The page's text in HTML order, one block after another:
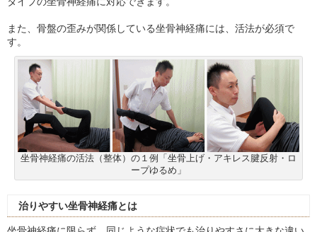
また、骨盤の歪みが関係している坐骨神経痛には、活法が必須で
す。
坐骨神経痛の活法（整体）の１例「坐骨上げ・アキレス腱反射・ロ
ープゆるめ」
治りやすい坐骨神経痛とは